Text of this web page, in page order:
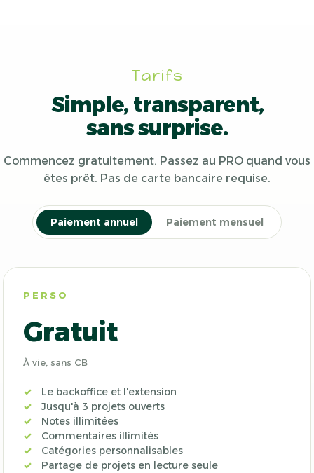
Tarifs
Simple, transparent,
sans surprise.
Commencez gratuitement. Passez au PRO quand vous
êtes prêt. Pas de carte bancaire requise.
Paiement annuel Paiement mensuel
PERSO
Gratuit
À vie, sans CB
Le backoffice et l'extension
Jusqu'à 3 projets ouverts
Notes illimitées
Commentaires illimités
Catégories personnalisables
Partage de projets en lecture seule